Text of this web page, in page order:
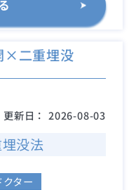
×二重埋没
更新日： 2026-08-03
没法
ター